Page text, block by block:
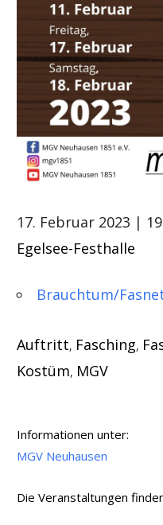
17. Februar 2023 |
Egelsee-Festhalle
Brauchtum/
Auftritt, Fasching,
Kostüm, MGV
Informationen unter:
MGV Neuhausen
Die Veranstaltungen